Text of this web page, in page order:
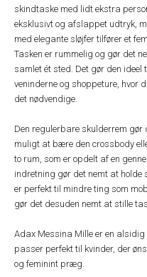
skindtaske med lidt ekstra
eksklusivt og afslappet udtryk,
med elegante sløjfer tilfører et
Tasken er rummelig og gør det
samlet ét sted. Det gør den
veninderne og shoppeture, hvor
det nødvendige.
Den regulerbare skulderrem
muligt at bære den crossbody
to rum, som er opdelt af en
indretning gør det nemt at holde
er perfekt til mindre ting som
gør det desuden nemt at stille
Adax Messina Mille er en
passer perfekt til kvinder, der
og feminint præg.